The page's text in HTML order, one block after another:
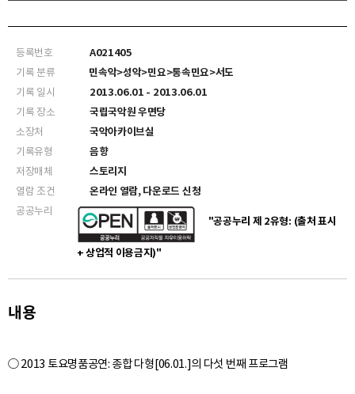
등록번호
A021405
기록 분류
민속악>성악>민요>통속민요>서도
기록 일시
2013.06.01 - 2013.06.01
기록 장소
국립국악원 우면당
소장처
국악아카이브실
기록유형
음향
저장매체
스토리지
열람 조건
온라인 열람, 다운로드 신청
공공누리
"공공누리 제 2유형: (출처 표시
+ 상업적 이용금지)"
내용
○ 2013 토요명품공연: 종합 다형[06.01.]의 다섯 번째 프로그램